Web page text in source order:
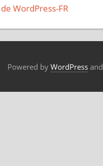
WordPress-FR
Powered by WordPressand